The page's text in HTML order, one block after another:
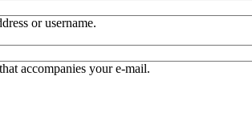
or username.
accompanies your e-mail.